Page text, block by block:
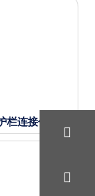
栏连接件-(1)

